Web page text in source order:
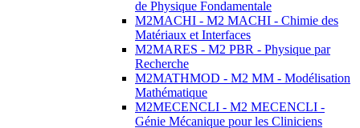
de Physique Fondamentale
M2MACHI - M2 MACHI - Chimie des
Matériaux et Interfaces
M2MARES - M2 PBR - Physique par
Recherche
M2MATHMOD - M2 MM - Modélisation
Mathématique
M2MECENCLI - M2 MECENCLI -
Génie Mécanique pour les Cliniciens